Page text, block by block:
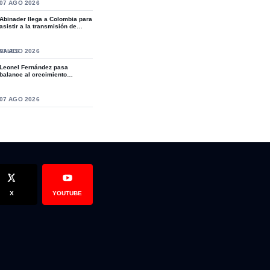
Guaucí habla de lo sucedido y pide justicia
dominicano reforzó el plan de contingencia para
AGO 2026
Abinader llega a Colombia para
asistir a la transmisión de
AGO 2026
Leonel Fernández pasa
balance al crecimiento
AGO 2026
X YOUTUBE